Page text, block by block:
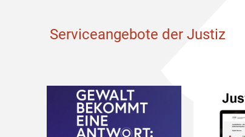
Serviceangebote der Justiz